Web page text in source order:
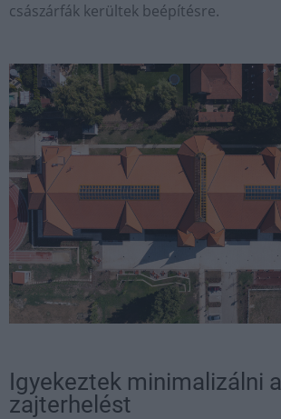
császárfák kerültek beépítésre.
Igyekeztek minimalizálni a
zajterhelést